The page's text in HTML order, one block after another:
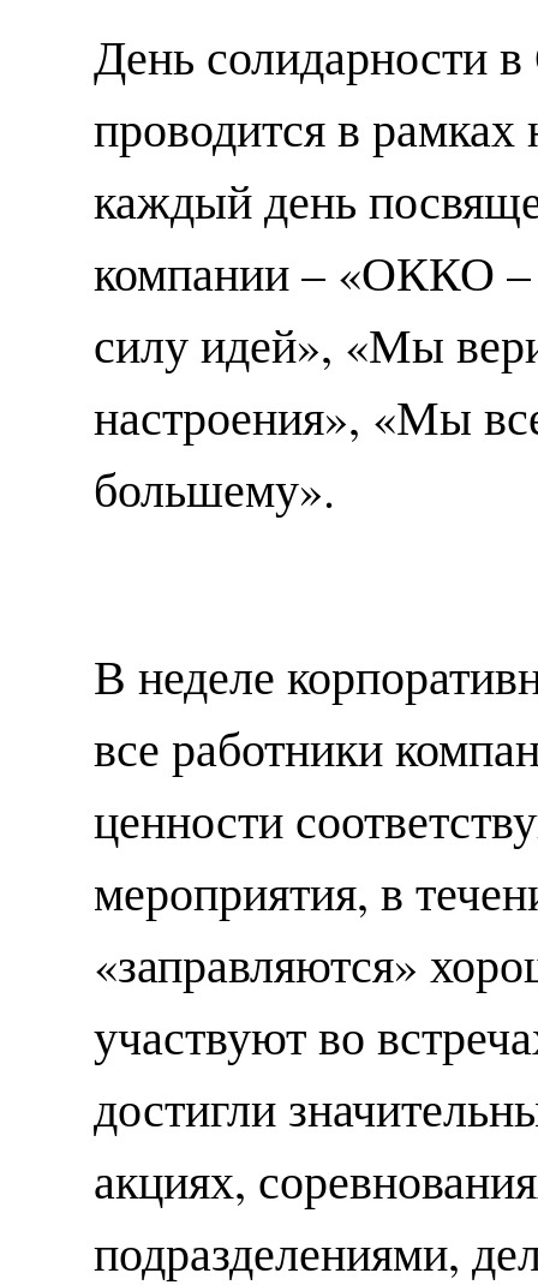
День солидарности
проводится в рамках
каждый день
компании – «ОККО
силу идей», «Мы
настроения», «Мы
большему».
В неделе
все работники
ценности
мероприятия, в
«заправляются»
участвуют во
достигли
акциях,
подразделениями,